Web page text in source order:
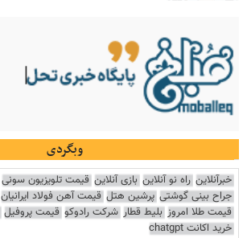
وبگردی
خبرآنلاین راه نو آنلاین بازی آنلاین قیمت تلویزیون سونی
جراح بینی گوشتی پرشین هتل قیمت آهن فولاد ایرانیان
قیمت طلا امروز بلیط قطار شرکت رادوکو قیمت پروفیل
خرید اکانت chatgpt